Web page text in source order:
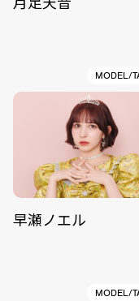
MODEL/
早瀬ノエル
MODEL/